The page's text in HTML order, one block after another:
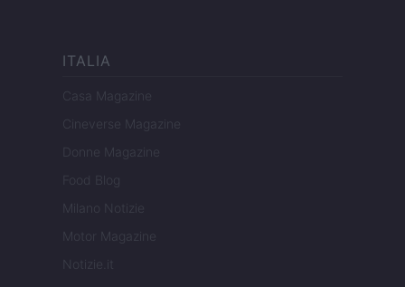
ITALIA
Casa Magazine
Cineverse Magazine
Donne Magazine
Food Blog
Milano Notizie
Motor Magazine
Notizie.it